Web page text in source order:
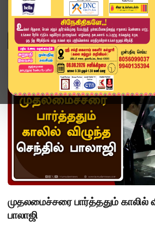
CPI MUTHARASAN
முதலமைச்சரை பார்த்ததும் காலில்
பாலாஜி